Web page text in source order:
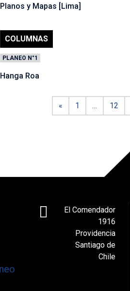
Planos y Mapas [Lima]
COLUMNAS
PLANEO N°1
Hanga Roa
« 1 … 12
El Comendador
1916
Providencia
Santiago de
Chile